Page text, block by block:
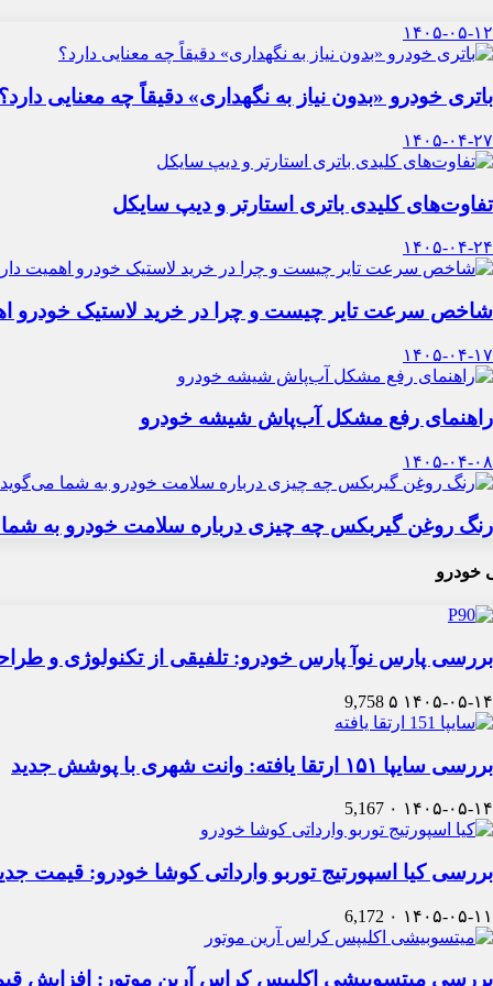
۱۴۰۵-۰۵-۱۲
باتری خودرو «بدون نیاز به نگهداری» دقیقاً چه معنایی دارد؟
۱۴۰۵-۰۴-۲۷
تفاوت‌های کلیدی باتری استارتر و دیپ سایکل
۱۴۰۵-۰۴-۲۴
شاخص سرعت تایر چیست و چرا در خرید لاستیک خودرو
۱۴۰۵-۰۴-۱۷
راهنمای رفع مشکل آب‌پاش شیشه خودرو
۱۴۰۵-۰۴-۰۸
رنگ روغن گیربکس چه چیزی درباره سلامت خودرو به
خودرو
بررسی پارس نوآ پارس خودرو: تلفیقی از تکنولوژی و
۱۴۰۵-۰۵-۱۴ ۵ 9,758
بررسی سایپا ۱۵۱ ارتقا یافته: وانت شهری با پوشش جدید
۱۴۰۵-۰۵-۱۴ ۰ 5,167
بررسی کیا اسپورتیج توربو وارداتی کوشا خودرو: قیمت
۱۴۰۵-۰۵-۱۱ ۰ 6,172
بررسی میتسوبیشی اکلیپس کراس آرین موتور: افزایش